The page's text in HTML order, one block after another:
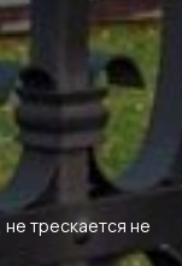
трескается не